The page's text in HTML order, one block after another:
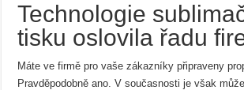
Technologie
tisku oslovila řadu
Máte ve firmě pro vaše zákazníky připraveny
Pravděpodobně ano. V současnosti je však